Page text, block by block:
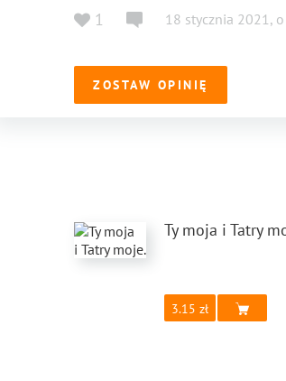
1 18 stycznia 2021 , o
ZOSTAW OPINIĘ
Ty moja i Tatry
3.15